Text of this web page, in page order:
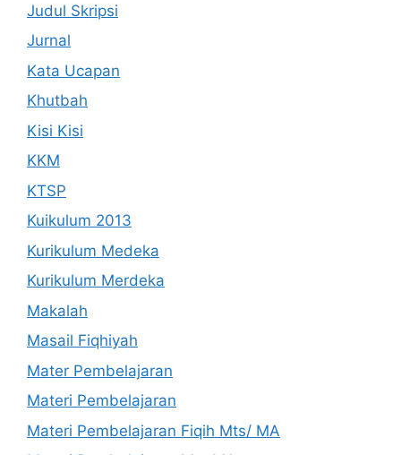
Judul Skripsi
Jurnal
Kata Ucapan
Khutbah
Kisi Kisi
KKM
KTSP
Kuikulum 2013
Kurikulum Medeka
Kurikulum Merdeka
Makalah
Masail Fiqhiyah
Mater Pembelajaran
Materi Pembelajaran
Materi Pembelajaran Fiqih Mts/ MA